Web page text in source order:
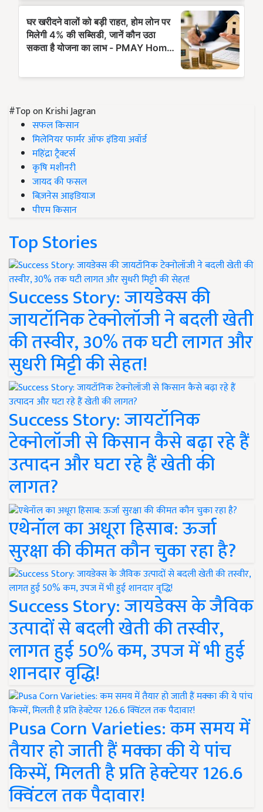
#Top on Krishi Jagran
सफल किसान
मिलेनियर फार्मर ऑफ इंडिया अवॉर्ड
महिंद्रा ट्रैक्टर्स
कृषि मशीनरी
जायद की फसल
बिज़नेस आइडियाज
पीएम किसान
Top Stories
Success Story: जायडेक्स की
जायटॉनिक टेक्नोलॉजी ने बदली खेती
की तस्वीर, 30% तक घटी लागत और
सुधरी मिट्टी की सेहत!
Success Story: जायटॉनिक
टेक्नोलॉजी से किसान कैसे बढ़ा रहे हैं
उत्पादन और घटा रहे हैं खेती की
लागत?
एथेनॉल का अधूरा हिसाब: ऊर्जा
सुरक्षा की कीमत कौन चुका रहा है?
Success Story: जायडेक्स के जैविक
उत्पादों से बदली खेती की तस्वीर,
लागत हुई 50% कम, उपज में भी हुई
शानदार वृद्धि!
Pusa Corn Varieties: कम समय में
तैयार हो जाती हैं मक्का की ये पांच
किस्में, मिलती है प्रति हेक्टेयर 126.6
क्विंटल तक पैदावार!